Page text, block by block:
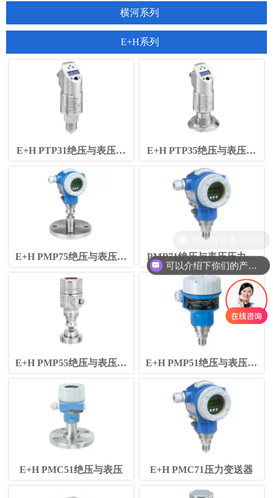
横河系列
E+H系列
E+H PTP31绝压与表压变
E+H PTP35绝压与表压变
E+H PMP75绝压与表压测
PMP71绝压与表压压力变
送器
E+H PMP55绝压与表压压
E+H PMP51绝压与表压压
E+H PMC51绝压与表压 E+H PMC71压力变送器
可以介绍下你们的产品么
现在有优惠活动吗